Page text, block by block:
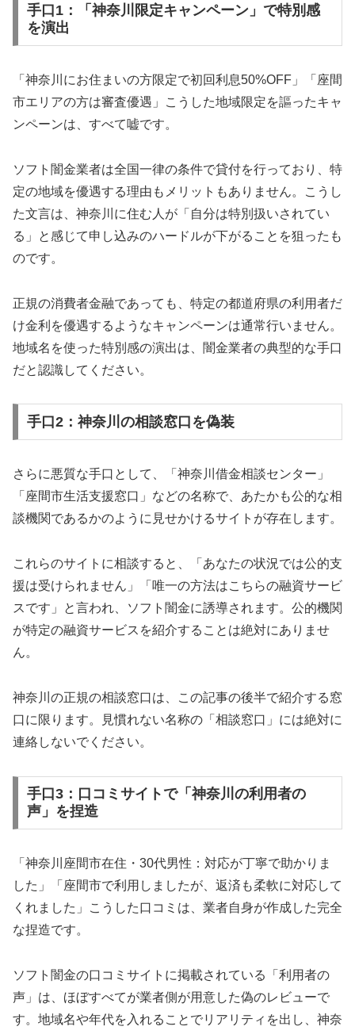
手口1：「神奈川限定キャンペーン」で特別感
を演出
「神奈川にお住まいの方限定で初回利息50%OFF」「座間
市エリアの方は審査優遇」こうした地域限定を謳ったキャ
ンペーンは、すべて嘘です。
ソフト闇金業者は全国一律の条件で貸付を行っており、特
定の地域を優遇する理由もメリットもありません。こうし
た文言は、神奈川に住む人が「自分は特別扱いされてい
る」と感じて申し込みのハードルが下がることを狙ったも
のです。
正規の消費者金融であっても、特定の都道府県の利用者だ
け金利を優遇するようなキャンペーンは通常行いません。
地域名を使った特別感の演出は、闇金業者の典型的な手口
だと認識してください。
手口2：神奈川の相談窓口を偽装
さらに悪質な手口として、「神奈川借金相談センター」
「座間市生活支援窓口」などの名称で、あたかも公的な相
談機関であるかのように見せかけるサイトが存在します。
これらのサイトに相談すると、「あなたの状況では公的支
援は受けられません」「唯一の方法はこちらの融資サービ
スです」と言われ、ソフト闇金に誘導されます。公的機関
が特定の融資サービスを紹介することは絶対にありませ
ん。
神奈川の正規の相談窓口は、この記事の後半で紹介する窓
口に限ります。見慣れない名称の「相談窓口」には絶対に
連絡しないでください。
手口3：口コミサイトで「神奈川の利用者の
声」を捏造
「神奈川座間市在住・30代男性：対応が丁寧で助かりま
した」「座間市で利用しましたが、返済も柔軟に対応して
くれました」こうした口コミは、業者自身が作成した完全
な捏造です。
ソフト闇金の口コミサイトに掲載されている「利用者の
声」は、ほぼすべてが業者側が用意した偽のレビューで
す。地域名や年代を入れることでリアリティを出し、神奈